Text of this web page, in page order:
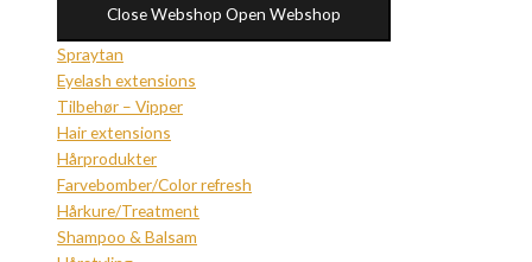
Close Webshop Open Webshop
Spraytan
Eyelash extensions
Tilbehør – Vipper
Hair extensions
Hårprodukter
Farvebomber/Color refresh
Hårkure/Treatment
Shampoo & Balsam